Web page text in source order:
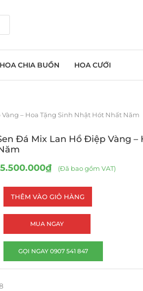
HOA CHIA BUỒN HOA CƯỚI
– Hoa Tặng Sinh Nhật Hót Nhất Năm
Đá Mix Lan Hồ Điệp Vàng –
5.500.000₫ (Đã bao gồm VAT)
THÊM VÀO GIỎ HÀNG
MUA NGAY
GỌI NGAY 0907 541 847